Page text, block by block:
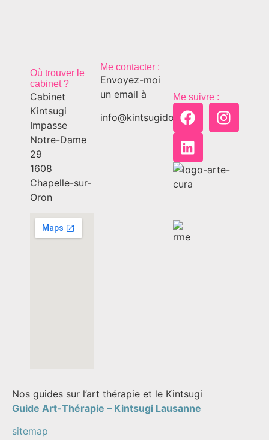
Où trouver le
cabinet ?
Cabinet
Kintsugi
Impasse
Notre-Dame
29
1608
Chapelle-sur-
Oron
Me contacter :
Envoyez-moi
un email à
info@kintsugido.ch
Me suivre :
Nos guides sur l’art thérapie et le Kintsugi
Guide Art-Thérapie – Kintsugi Lausanne
sitemap